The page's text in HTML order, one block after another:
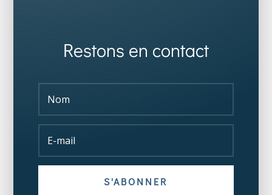
Restons en contact
S'ABONNER